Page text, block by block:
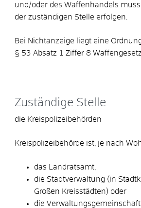
und/oder des Waffenhandels
der zuständigen Stelle erfolgen.
Bei Nichtanzeige liegt eine
§ 53 Absatz 1 Ziffer 8
Zuständige Stelle
die Kreispolizeibehörden
Kreispolizeibehörde ist, je nach
das Landratsamt,
die Stadtverwaltung (in
Großen Kreisstädten) oder
die Verwaltungsgemeinschaft